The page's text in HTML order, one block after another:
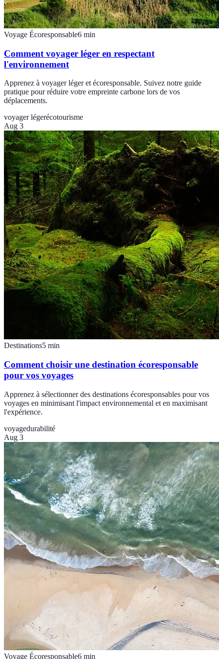
Voyage Écoresponsable6 min
Comment voyager léger en respectant
l'environnement
Apprenez à voyager léger et écoresponsable. Suivez notre guide
pratique pour réduire votre empreinte carbone lors de vos
déplacements.
voyager légerécotourisme
Aug 3
Destinations5 min
Comment choisir une destination écoresponsable
pour vos voyages
Apprenez à sélectionner des destinations écoresponsables pour vos
voyages en minimisant l'impact environnemental et en maximisant
l'expérience.
voyagedurabilité
Aug 3
Voyage Écoresponsable6 min